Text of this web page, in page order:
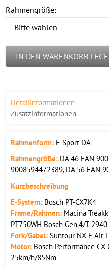
Rahmengröße:
IN DEN WARENKORB
Detailinformationen
Zusatzinformationen
Rahmenform: E-Sport DA
Rahmengröße: DA 46 EAN
9008594472389, DA 56 EAN
Kurzbeschreibung
E-System: Bosch PT-CX7K4
Frame/Rahmen: Macina
PT750WH Bosch Gen.4/T-2940
Fork/Gabel: Suntour NX-E Air
Motor: Bosch Performance CX
25km/h/85Nm